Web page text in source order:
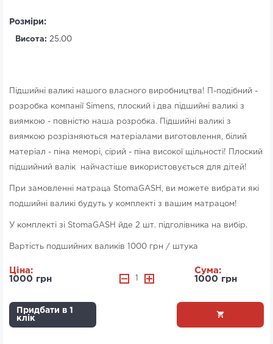
Розміри:
Висота: 25.00
Підшийні валикі нашого власного виробництва! П-подібний -
розробка компанії Simens, плоский і два підшийні валикі з
виямкою - повністю наша розробка. Підшийні валикі з
виямкою розрізняються матеріалами виготовлення, білий
матеріал - піна меморі, сірий - піна високої щільності! Плоский
підшийний валік найчастіше використовується для дітей!
При замовленні матраца StomaGASH, ви можете вибрати які
подшийні валикі будуть у комплекті з вашим матрацом!
У комплекті зі StomaGASH йде 2 шт. підголівника на вибір.
Вартість подшийних валиків 1000 грн / штука
Ціна:
1000 грн
Сума:
1000 грн
Придбати в 1
клік